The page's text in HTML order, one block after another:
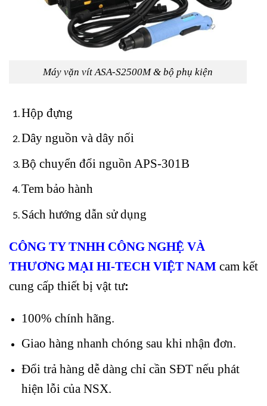
Máy vặn vít ASA-S2500M & bộ phụ kiện
Hộp đựng
Dây nguồn và dây nối
Bộ chuyển đổi nguồn APS-301B
Tem bảo hành
Sách hướng dẫn sử dụng
CÔNG TY TNHH CÔNG NGHỆ VÀ
THƯƠNG MẠI HI-TECH VIỆT NAM cam kết
cung cấp thiết bị vật tư:
100% chính hãng.
Giao hàng nhanh chóng sau khi nhận đơn.
Đổi trả hàng dễ dàng chỉ cần SĐT nếu phát
hiện lỗi của NSX.